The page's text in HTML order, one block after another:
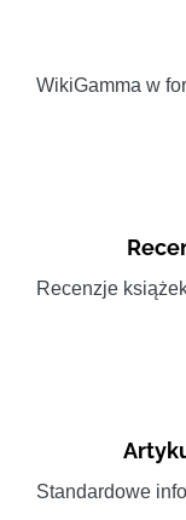
WikiGamma w
Recenzje
Standardowe